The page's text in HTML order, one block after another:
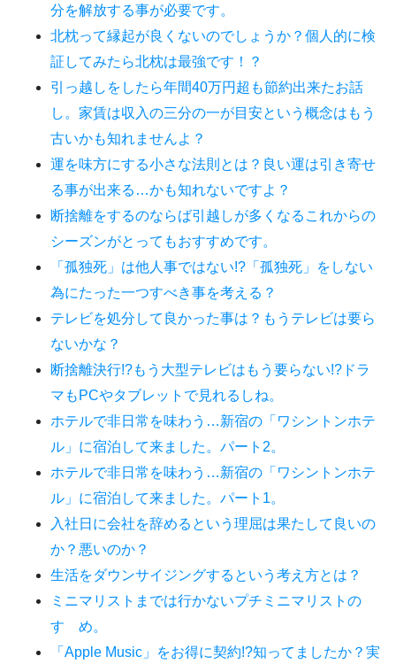
分を解放する事が必要です。
北枕って縁起が良くないのでしょうか？個人的に検
証してみたら北枕は最強です！？
引っ越しをしたら年間40万円超も節約出来たお話
し。家賃は収入の三分の一が目安という概念はもう
古いかも知れませんよ？
運を味方にする小さな法則とは？良い運は引き寄せ
る事が出来る…かも知れないですよ？
断捨離をするのならば引越しが多くなるこれからの
シーズンがとってもおすすめです。
「孤独死」は他人事ではない!?「孤独死」をしない
為にたった一つすべき事を考える？
テレビを処分して良かった事は？もうテレビは要ら
ないかな？
断捨離決行!?もう大型テレビはもう要らない!?ドラ
マもPCやタブレットで見れるしね。
ホテルで非日常を味わう…新宿の「ワシントンホテ
ル」に宿泊して来ました。パート2。
ホテルで非日常を味わう…新宿の「ワシントンホテ
ル」に宿泊して来ました。パート1。
入社日に会社を辞めるという理屈は果たして良いの
か？悪いのか？
生活をダウンサイジングするという考え方とは？
ミニマリストまでは行かないプチミニマリストの
すゝめ。
「Apple Music」をお得に契約!?知ってましたか？実